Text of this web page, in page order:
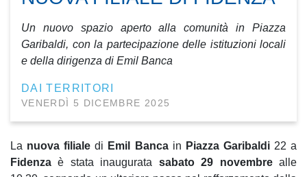
Un nuovo spazio aperto alla comunità in Piazza
Garibaldi, con la partecipazione delle istituzioni locali
e della dirigenza di Emil Banca
DAI TERRITORI
VENERDÌ 5 DICEMBRE 2025
La nuova filiale di Emil Bancain Piazza Garibaldi22 a
Fidenza è stata inaugurata sabato 29 novembrealle